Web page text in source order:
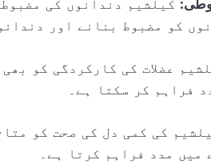
: کیلشیم دندانوں کی
کو مضبوط بنانے اور
عضلات کی کارکردگی کو
فراہم کر سکتا ہے۔
کی کمی دل کی صحت کو
میں مدد فراہم کرتا ہے۔